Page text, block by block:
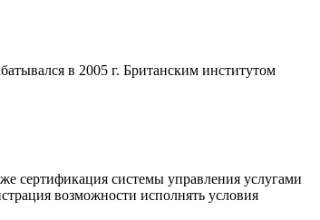
в 2005 г. Британским институтом
сертификация системы управления услугами
возможности исполнять условия